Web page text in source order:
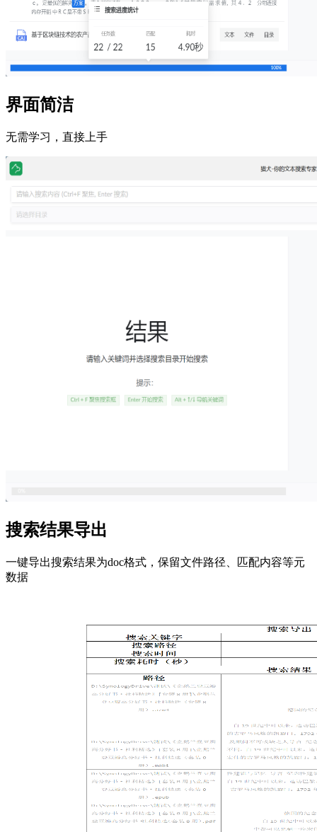
界面简洁
无需学习，直接上手
搜索结果导出
一键导出搜索结果为doc格式，保留文件路径、匹配内容等元
数据